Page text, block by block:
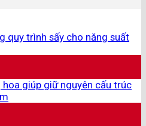
quy trình sấy cho năng suất
hoa giúp giữ nguyên cấu trúc